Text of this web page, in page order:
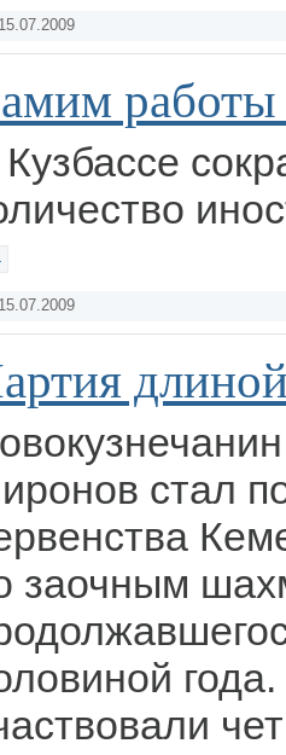
15.07.2009
работы
15.07.2009
стал
заочным